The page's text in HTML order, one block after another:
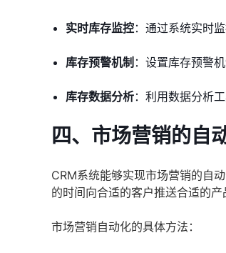
实时库存监控：通过系统实时
库存预警机制 ：设置库存预警
库存数据分析：利用数据分析
四、市场营销的自
CRM系统能够实现市场营销的自
的时间向合适的客户推送合适的产
市场营销自动化的具体方法：